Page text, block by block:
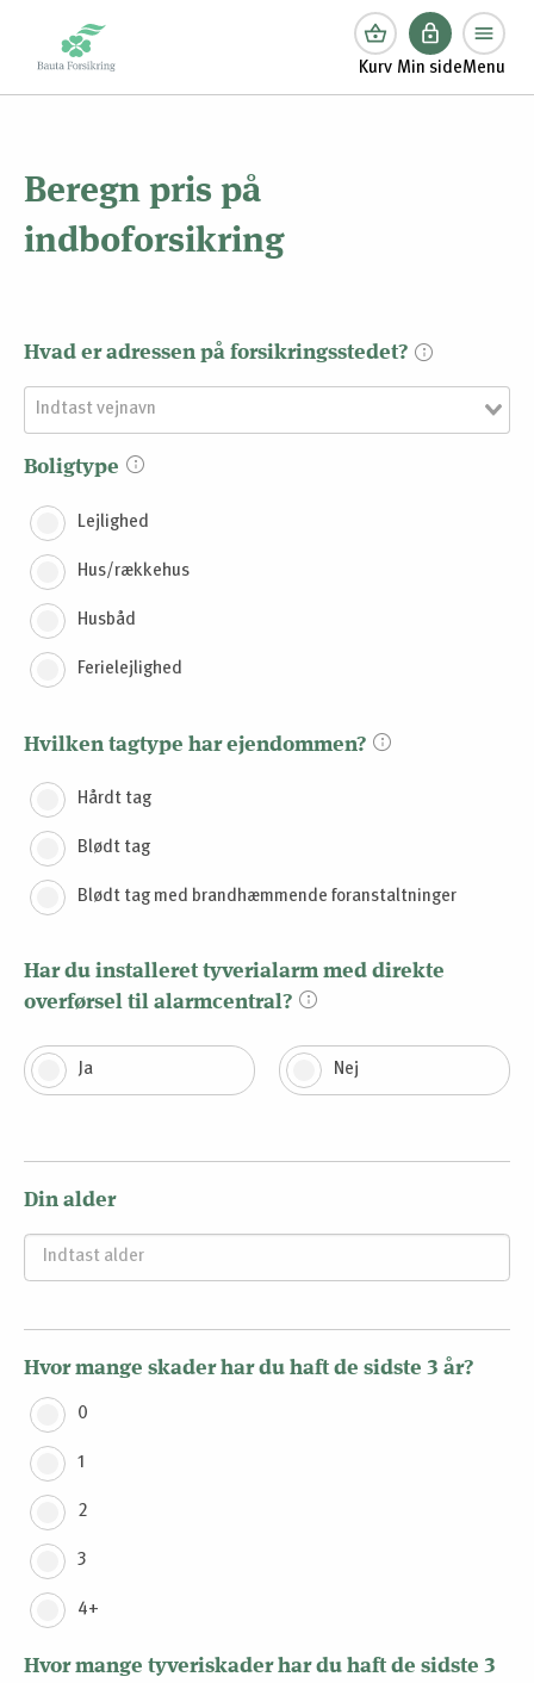
Kurv Min sideMenu
Beregn pris på
indboforsikring
Hvad er adressen på forsikringsstedet?
Boligtype
Lejlighed
Hus/rækkehus
Husbåd
Ferielejlighed
Hvilken tagtype har ejendommen?
Hårdt tag
Blødt tag
Blødt tag med brandhæmmende foranstaltninger
Har du installeret tyverialarm med direkte
overførsel til alarmcentral?
Ja Nej
Din alder
Hvor mange skader har du haft de sidste 3 år?
0
1
2
3
4+
Hvor mange tyveriskader har du haft de sidste 3